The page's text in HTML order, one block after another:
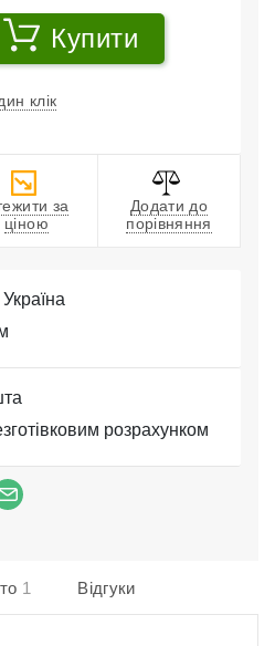
Купити
клік
за
ціною
Додати до
порівняння
Україна
розрахунком
1 Відгуки